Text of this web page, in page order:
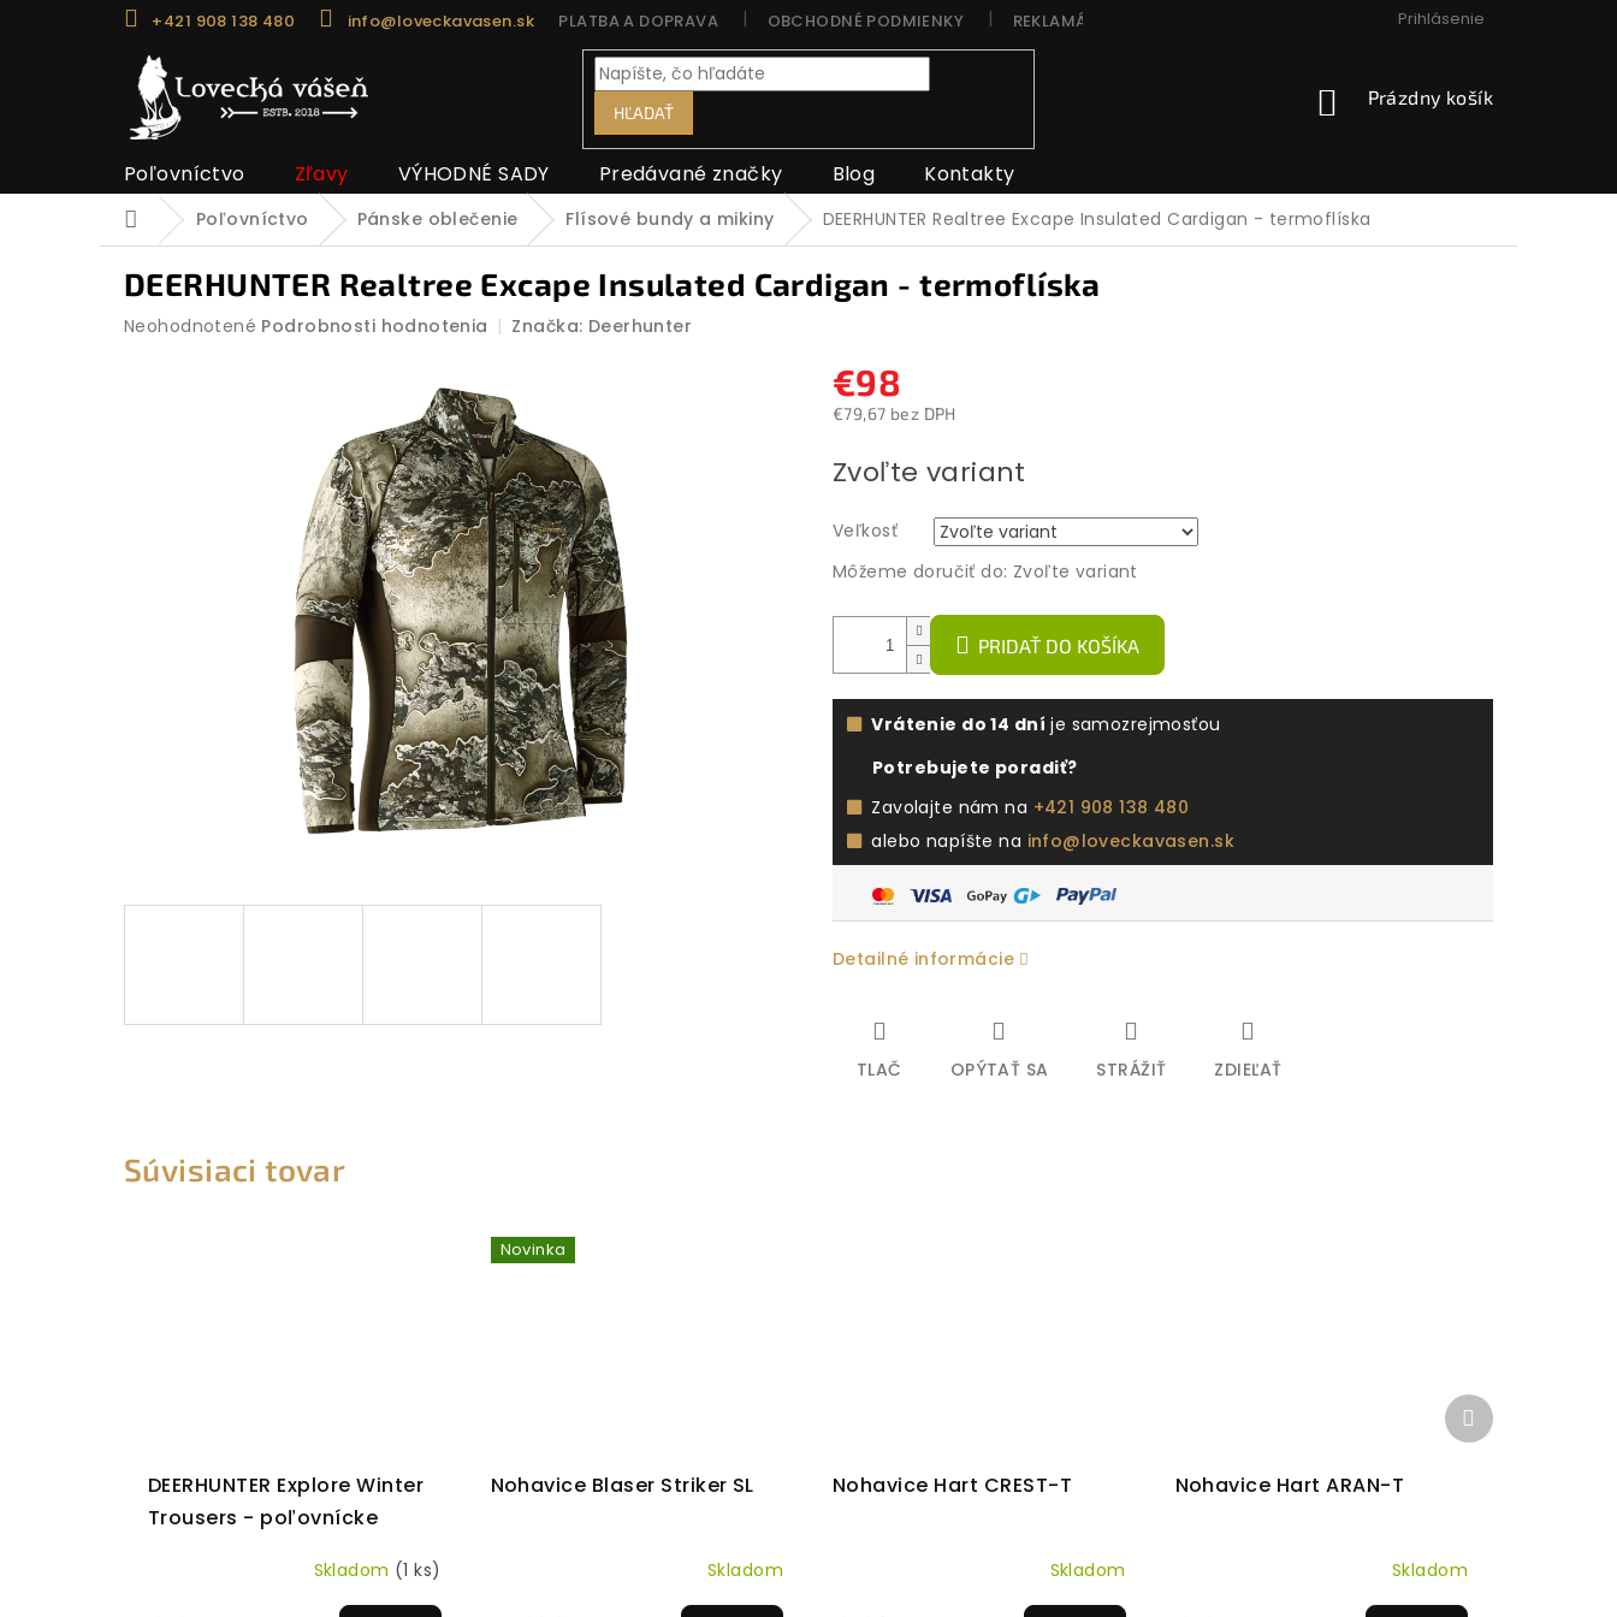
+421 908 138 480 info@loveckavasen.sk PLATBA A DOPRAVA OBCHODNÉ PODMIENKY REKLAMÁCIA, VÝMENA, VRÁTENIE PODMIENKY OCHRANY
Prihlásenie
HĽADAŤ
NÁKUPNÝ
Prázdny košík
Poľovníctvo Zľavy VÝHODNÉ SADY Predávané značky Blog Kontakty
DomovPoľovníctvo Pánske oblečenie Flísové bundy a mikiny DEERHUNTER Realtree Excape Insulated Cardigan - termoflíska
DEERHUNTER Realtree Excape Insulated Cardigan - termoflíska
Priemerné
Neohodnotené Podrobnosti hodnotenia Značka: Deerhunter
€98
€79,67 bez DPH
cena:
Zvoľte variant
Veľkosť
Môžeme doručiť do: Zvoľte variant
PRIDAŤ DO KOŠÍKA
Vrátenie do 14 dní je samozrejmosťou
Potrebujete poradiť?
Zavolajte nám na +421 908 138 480
alebo napíšte na info@loveckavasen.sk
Detailné informácie
TLAČ OPÝTAŤ SA STRÁŽIŤ ZDIEĽAŤ
Súvisiaci tovar
DEERHUNTER Explore Winter
Trousers - poľovnícke
Skladom (1 ks)
Novinka
Nohavice Blaser Striker SL
Skladom
Nohavice Hart CREST-T
Skladom
Nohavice Hart ARAN-T
Skladom
Ďalší
produkt